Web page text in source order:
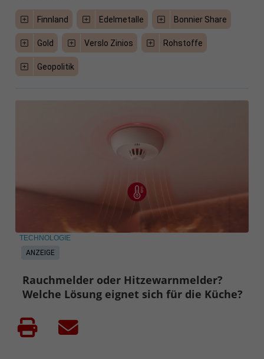
Finnland Edelmetalle Bonnier Share
Gold Verslo Zinios Rohstoffe
Geopolitik
ANZEIGE
TECHNOLOGIE
Rauchmelder oder Hitzewarnmelder?
Welche Lösung eignet sich für die Küche?